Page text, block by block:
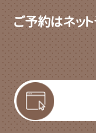
ご予約はネッ